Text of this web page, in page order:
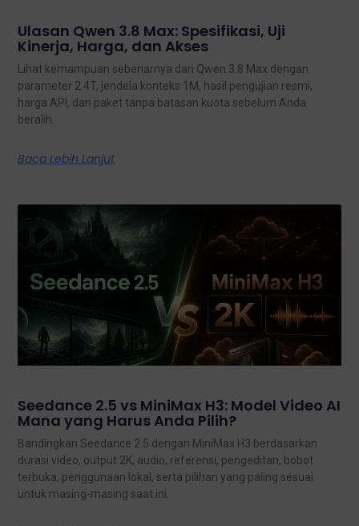
Ulasan Qwen 3.8 Max: Spesifikasi, Uji
Kinerja, Harga, dan Akses
Lihat kemampuan sebenarnya dari Qwen 3.8 Max dengan
parameter 2.4T, jendela konteks 1M, hasil pengujian resmi,
harga API, dan paket tanpa batasan kuota sebelum Anda
beralih.
Baca Lebih Lanjut
Seedance 2.5 vs MiniMax H3: Model Video AI
Mana yang Harus Anda Pilih?
Bandingkan Seedance 2.5 dengan MiniMax H3 berdasarkan
durasi video, output 2K, audio, referensi, pengeditan, bobot
terbuka, penggunaan lokal, serta pilihan yang paling sesuai
untuk masing-masing saat ini.